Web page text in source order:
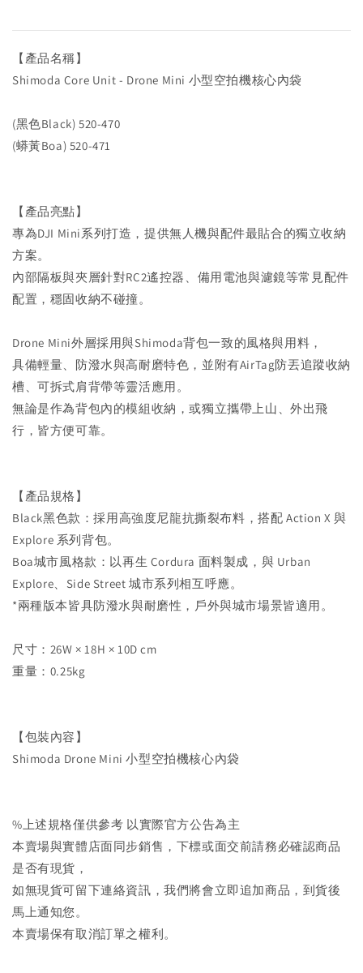
【產品名稱】
Shimoda Core Unit - Drone Mini 小型空拍機核心內袋
(黑色Black) 520-470
(蟒黃Boa) 520-471
【產品亮點】
專為DJI Mini系列打造，提供無人機與配件最貼合的獨立收納
方案。
內部隔板與夾層針對RC2遙控器、備用電池與濾鏡等常見配件
配置，穩固收納不碰撞。
Drone Mini外層採用與Shimoda背包一致的風格與用料，
具備輕量、防潑水與高耐磨特色，並附有AirTag防丟追蹤收納
槽、可拆式肩背帶等靈活應用。
無論是作為背包內的模組收納，或獨立攜帶上山、外出飛
行，皆方便可靠。
【產品規格】
Black黑色款：採用高強度尼龍抗撕裂布料，搭配 Action X 與
Explore 系列背包。
Boa城市風格款：以再生 Cordura 面料製成，與 Urban
Explore、Side Street 城市系列相互呼應。
*兩種版本皆具防潑水與耐磨性，戶外與城市場景皆適用。
尺寸：26W × 18H × 10D cm
重量：0.25kg
【包裝內容】
Shimoda Drone Mini 小型空拍機核心內袋
%上述規格僅供參考 以實際官方公告為主
本賣場與實體店面同步銷售，下標或面交前請務必確認商品
是否有現貨，
如無現貨可留下連絡資訊，我們將會立即追加商品，到貨後
馬上通知您。
本賣場保有取消訂單之權利。